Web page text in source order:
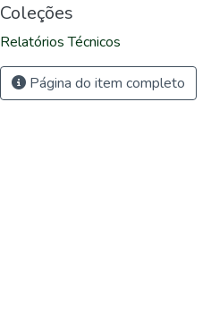
Coleções
Relatórios Técnicos
Página do item completo